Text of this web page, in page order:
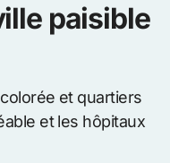
paisible
et quartiers
et les hôpitaux